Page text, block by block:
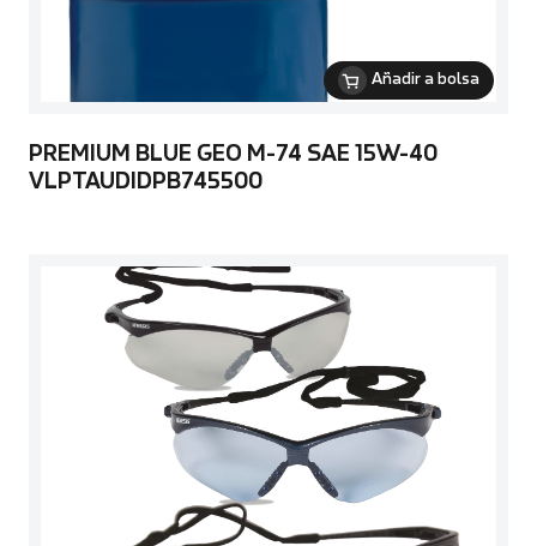
Añadir a bolsa
PREMIUM BLUE GEO M-74 SAE 15W-40
VLPTAUDIDPB745500